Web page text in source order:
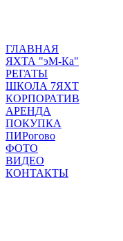
ГЛАВНАЯ
ЯХТА "эМ-Ка"
РЕГАТЫ
ШКОЛА 7ЯХТ
КОРПОРАТИВ
АРЕНДА
ПОКУПКА
ПИРогово
ФОТО
ВИДЕО
КОНТАКТЫ